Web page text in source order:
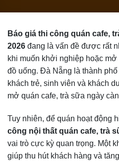
Báo giá thi công quán cafe,
2026 đang là vấn đề được rất
khi muốn khởi nghiệp hoặc
đồ uống. Đà Nẵng là thành
khách trẻ, sinh viên và khách
mở quán cafe, trà sữa ngày
Tuy nhiên, để quán hoạt động
công nội thất quán cafe, trà
vai trò cực kỳ quan trọng. Một
giúp thu hút khách hàng và